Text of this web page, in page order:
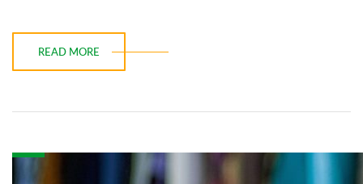
READ MORE